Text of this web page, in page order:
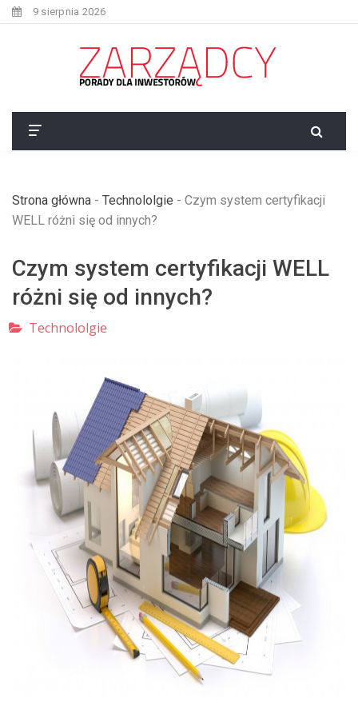
9 sierpnia 2026
Strona główna - Technololgie - Czym system certyfikacji
WELL różni się od innych?
Czym system certyfikacji WELL
różni się od innych?
Technololgie